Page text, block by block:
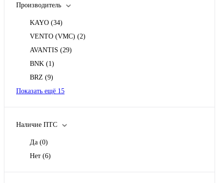
Производитель
KAYO (34)
VENTO (VMC) (2)
AVANTIS (29)
BNK (1)
BRZ (9)
Показать ещё 15
Наличие ПТС
Да (0)
Нет (6)